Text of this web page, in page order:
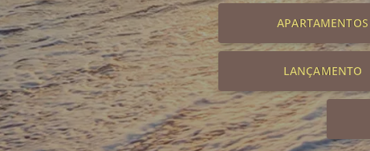
APARTAMENTOS
LANÇAMENTO